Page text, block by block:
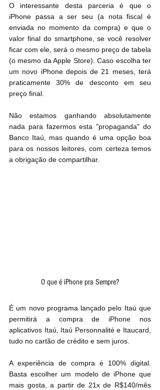
O interessante desta parceria é que o
iPhone passa a ser seu (a nota fiscal é
enviada no momento da compra) e que o
valor final do smartphone, se você resolver
ficar com ele, será o mesmo preço de tabela
(o mesmo da Apple Store). Caso escolha ter
um novo iPhone depois de 21 meses, terá
praticamente 30% de desconto em seu
preço final.
Não estamos ganhando absolutamente
nada para fazermos esta "propaganda" do
Banco Itaú, mas quando é uma opção boa
para os nossos leitores, com certeza temos
a obrigação de compartilhar.
O que é iPhone pra Sempre?
É um novo programa lançado pelo Itaú que
permitirá a compra de iPhone nos
aplicativos Itaú, Itaú Personnalité e Itaucard,
tudo no cartão de crédito e sem juros.
A experiência de compra é 100% digital.
Basta escolher um modelo de iPhone que
mais gosta, a partir de 21x de R$140/mês